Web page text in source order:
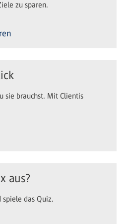
zu sparen.
sie brauchst. Mit Clientis
aus?
spiele das Quiz.